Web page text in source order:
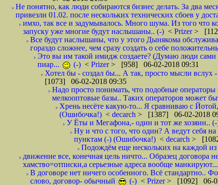
Не понятно, как люди собираются бизнес делать. За два
привезли 01.02. после нескольких технических сбоев у
имхо, так все и задумывалось. Много шума. Из того что
запуску уже многие будут наслышаны.. (-) < Prizer>
Все будут наслышаны, что у этого Дынякома
гораздо сложнее, чем сразу создать о себе
Это вы им такой имидж создаете? (Думаю люди сами
пиар...
(-) < Prizer> [958] 06-02-2018 09:31
Хотел бы - создал бы... А так, просто мысли вслух
[1073] 06-02-2018 09:35
Надо просто понимать, что подобные
мелкооптовые базы.. Таких операторов может
Хрень несёте какую-то... Я сравниваю с
(Ошибочка!) < decarch > [1387] 06-02-2018
У Ёты и Мегафона,- один и тот же хозяин..
Ну и что с того, что один? А ведут себя
пунктам (-) (Ошибочка!) < decarch >
Подождём еще нескольких на каждой из
движение все, конечная цель ничто... Образец договора
хамство=отписки,а серьезные адреса вообще
В договоре нет ничего особенного. Всё стандартно..
слово, договор- обычный
(-) < Prizer> [1092] 06-